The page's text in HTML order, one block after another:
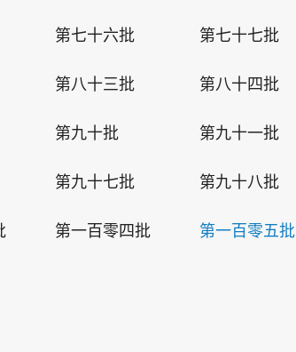
第七十六批 第七十七批
第八十三批 第八十四批
第九十批 第九十一批
第九十七批 第九十八批
第一百零四批 第一百零五批